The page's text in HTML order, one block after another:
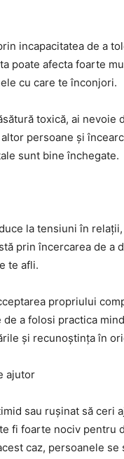
incapacitatea de a
poate afecta foarte
cu care te înconjori.
toxică, ai
persoane și
sunt bine închegate.
la tensiuni în
prin încercarea de a
te afli.
propriului
a folosi practica
și recunoștința în
ajutor
sau rușinat să ceri
fi foarte nociv pentru
caz, persoanele